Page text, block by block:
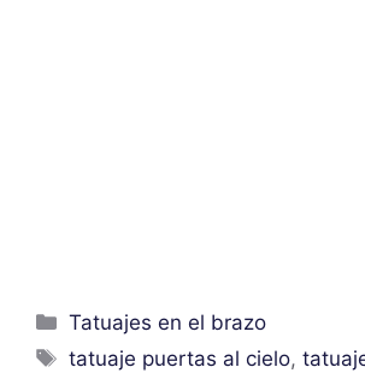
Categorías
Tatuajes en el brazo
Etiquetas
tatuaje puertas al cielo,